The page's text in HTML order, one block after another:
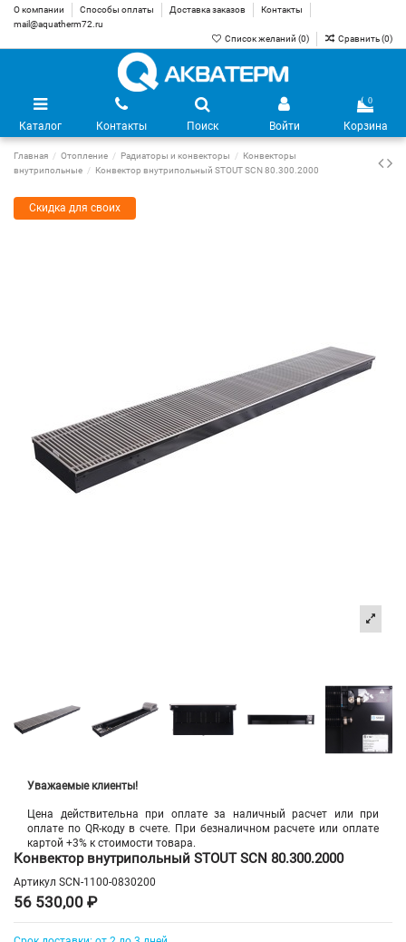
О компании Способы оплаты Доставка заказов
Контакты
mail@aquatherm72.ru
Список желаний (0) Сравнить (0)
Каталог Контакты Поиск Войти
0
Корзина
Главная Отопление Радиаторы и конвекторы
Конвекторы
внутрипольные
Конвектор внутрипольный STOUT SCN 80.300.2000
Скидка для своих
Уважаемые клиенты!
Цена действительна при оплате за наличный расчет или при
оплате по QR-коду в счете. При безналичном расчете или оплате
картой +3% к стоимости товара.
Конвектор внутрипольный STOUT SCN 80.300.2000
Артикул SCN-1100-0830200
56 530,00 ₽